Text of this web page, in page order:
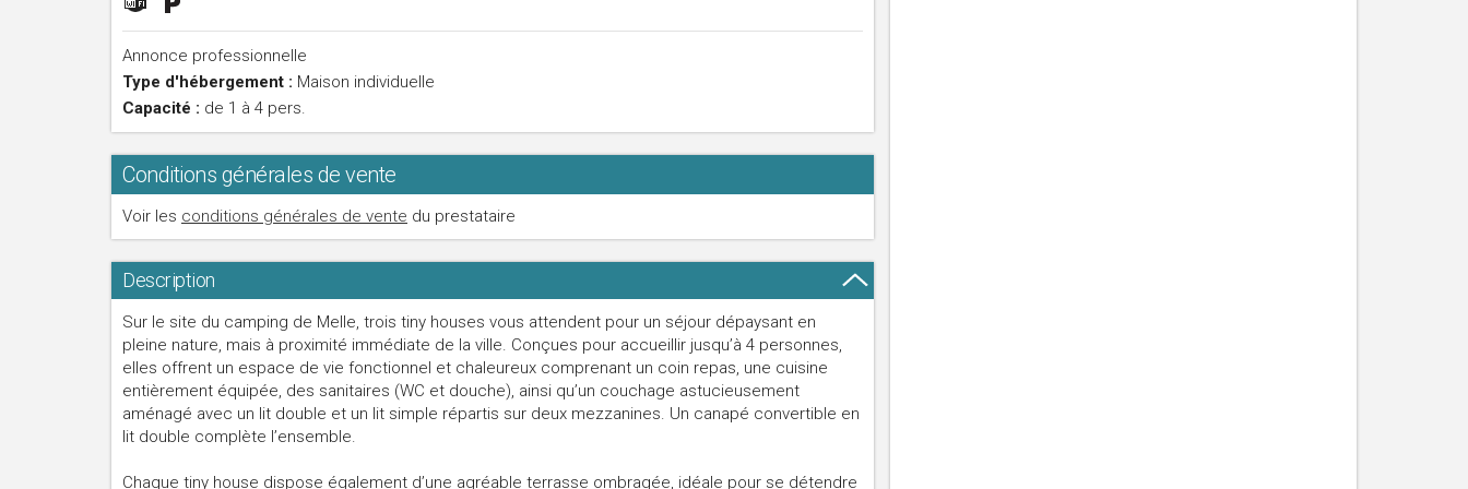
Annonce professionnelle
Type d'hébergement : Maison individuelle
Capacité : de 1 à 4 pers.
Conditions générales de vente
Voir les conditions générales de vente du prestataire
Description
Sur le site du camping de Melle, trois tiny houses vous attendent pour un séjour dépaysant en
pleine nature, mais à proximité immédiate de la ville. Conçues pour accueillir jusqu’à 4 personnes,
elles offrent un espace de vie fonctionnel et chaleureux comprenant un coin repas, une cuisine
entièrement équipée, des sanitaires (WC et douche), ainsi qu’un couchage astucieusement
aménagé avec un lit double et un lit simple répartis sur deux mezzanines. Un canapé convertible en
lit double complète l’ensemble.
Chaque tiny house dispose également d’une agréable terrasse ombragée, idéale pour se détendre